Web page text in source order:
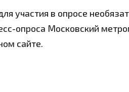
участия в опросе
опроса Московский
сайте.